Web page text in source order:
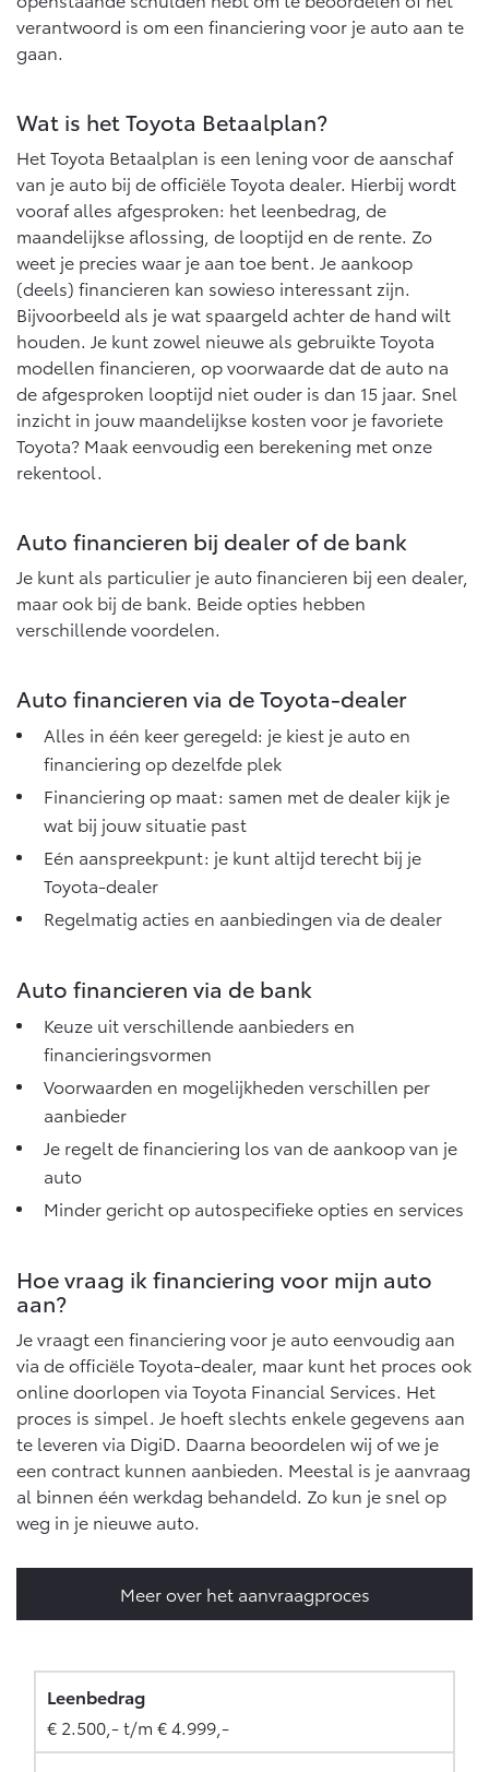
verantwoord is om een financiering voor je auto aan te
gaan.
Wat is het Toyota Betaalplan?
Het Toyota Betaalplan is een lening voor de aanschaf
van je auto bij de officiële Toyota dealer. Hierbij wordt
vooraf alles afgesproken: het leenbedrag, de
maandelijkse aflossing, de looptijd en de rente. Zo
weet je precies waar je aan toe bent. Je aankoop
(deels) financieren kan sowieso interessant zijn.
Bijvoorbeeld als je wat spaargeld achter de hand wilt
houden. Je kunt zowel nieuwe als gebruikte Toyota
modellen financieren, op voorwaarde dat de auto na
de afgesproken looptijd niet ouder is dan 15 jaar. Snel
inzicht in jouw maandelijkse kosten voor je favoriete
Toyota? Maak eenvoudig een berekening met onze
rekentool.
Auto financieren bij dealer of de bank
Je kunt als particulier je auto financieren bij een dealer,
maar ook bij de bank. Beide opties hebben
verschillende voordelen.
Auto financieren via de Toyota-dealer
Alles in één keer geregeld: je kiest je auto en
financiering op dezelfde plek
Financiering op maat: samen met de dealer kijk je
wat bij jouw situatie past
Eén aanspreekpunt: je kunt altijd terecht bij je
Toyota-dealer
Regelmatig acties en aanbiedingen via de dealer
Auto financieren via de bank
Keuze uit verschillende aanbieders en
financieringsvormen
Voorwaarden en mogelijkheden verschillen per
aanbieder
Je regelt de financiering los van de aankoop van je
auto
Minder gericht op autospecifieke opties en services
Hoe vraag ik financiering voor mijn auto
aan?
Je vraagt een financiering voor je auto eenvoudig aan
via de officiële Toyota-dealer, maar kunt het proces ook
online doorlopen via Toyota Financial Services. Het
proces is simpel. Je hoeft slechts enkele gegevens aan
te leveren via DigiD. Daarna beoordelen wij of we je
een contract kunnen aanbieden. Meestal is je aanvraag
al binnen één werkdag behandeld. Zo kun je snel op
weg in je nieuwe auto.
Meer over het aanvraagproces
€ 2.500,- t/m € 4.999,-